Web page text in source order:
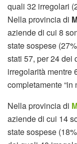
quali 32 irregolari
Nella provincia di
aziende di cui 8
state sospese
stati 57, per 24 dei
irregolarità mentre
completamente “in
Nella provincia di
aziende di cui 14
state sospese